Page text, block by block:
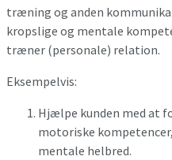
træning og anden
kropslige og mentale
træner (personale) relation.
Eksempelvis:
Hjælpe kunden med at
motoriske
mentale helbred.